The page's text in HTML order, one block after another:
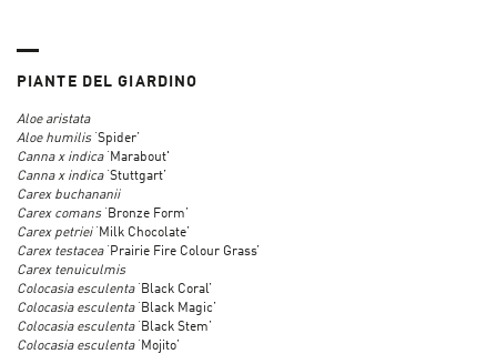
PIANTE DEL GIARDINO
Aloe aristata
Aloe humilis‘Spider’
Canna x indica ‘Marabout'
Canna x indica‘Stuttgart’
Carex buchananii
Carex comans‘Bronze Form’
Carex petriei‘Milk Chocolate’
Carex testacea‘Prairie Fire Colour Grass’
Carex tenuiculmis
Colocasia esculenta‘Black Coral’
Colocasia esculenta‘Black Magic’
Colocasia esculenta ‘Black Stem’
Colocasia esculenta‘Mojito’